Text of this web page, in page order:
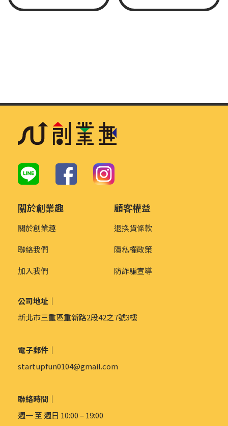
關於創業趣
關於創業趣
聯絡我們
加入我們
顧客權益
退換貨條款
隱私權政策
防詐騙宣導
公司地址｜
新北市三重區重新路2段42之7號3樓
電子郵件｜
startupfun0104@gmail.com
聯絡時間｜
週一 至 週日 10:00 – 19:00